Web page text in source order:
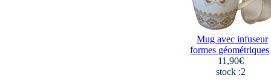
Mug avec infuseur
formes géométriques
11,90€
stock :2